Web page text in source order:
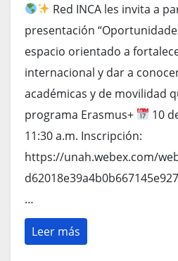
Red INCA les invita a
presentación
espacio orientado a
internacional y dar a
académicas y de movilidad
programa Erasmus+
10
11:30 a.m. Inscripción:
https://unah.webex.com/
…
Leer más